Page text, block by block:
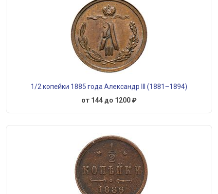
1/2 копейки 1885 года Александр III (1881–1894)
от 144 до 1200 ₽